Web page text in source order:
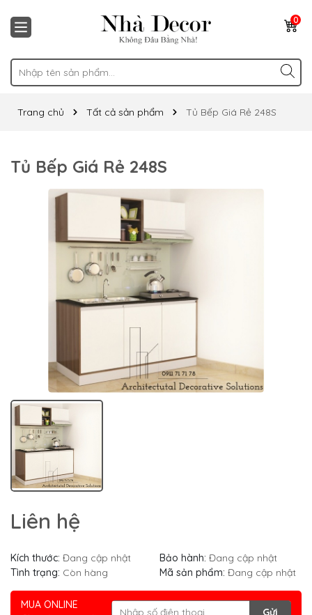
0
Trang chủ Tất cả sản phẩm Tủ Bếp Giá Rẻ 248S
Tủ Bếp Giá Rẻ 248S
Liên hệ
Kích thước: Đang cập nhật Bảo hành: Đang cập nhật
Tình trạng: Còn hàng Mã sản phẩm: Đang cập nhật
MUA ONLINE
Gửi